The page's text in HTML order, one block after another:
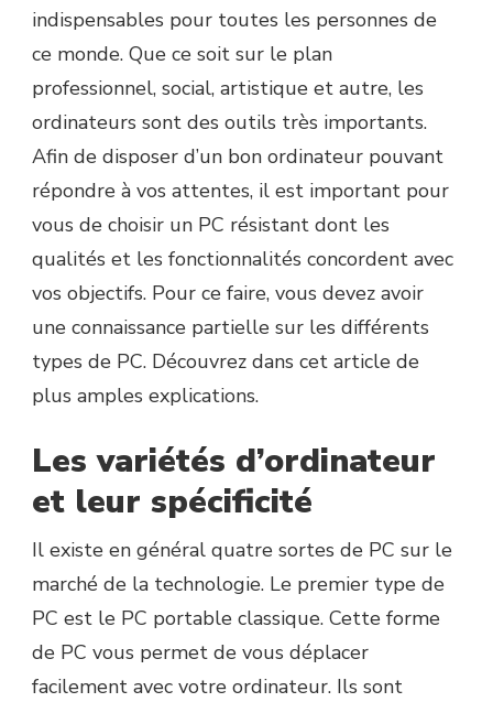
indispensables pour toutes les personnes de
ce monde. Que ce soit sur le plan
professionnel, social, artistique et autre, les
ordinateurs sont des outils très importants.
Afin de disposer d’un bon ordinateur pouvant
répondre à vos attentes, il est important pour
vous de choisir un PC résistant dont les
qualités et les fonctionnalités concordent avec
vos objectifs. Pour ce faire, vous devez avoir
une connaissance partielle sur les différents
types de PC. Découvrez dans cet article de
plus amples explications.
Les variétés d’ordinateur
et leur spécificité
Il existe en général quatre sortes de PC sur le
marché de la technologie. Le premier type de
PC est le PC portable classique. Cette forme
de PC vous permet de vous déplacer
facilement avec votre ordinateur. Ils sont